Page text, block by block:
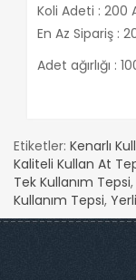
Koli Adeti : 200
En Az Sipariş :
Adet ağırlığı :
Etiketler: Kenarlı
Kaliteli Kullan At
Tek Kullanım Tepsi,
Kullanım Tepsi,